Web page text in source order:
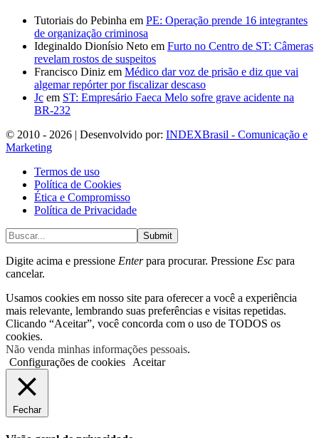
Tutoriais do Pebinha em PE: Operação prende 16 integrantes
de organização criminosa
Ideginaldo Dionísio Neto em Furto no Centro de ST: Câmeras
revelam rostos de suspeitos
Francisco Diniz em Médico dar voz de prisão e diz que vai
algemar repórter por fiscalizar descaso
Jc em ST: Empresário Faeca Melo sofre grave acidente na
BR-232
© 2010 - 2026 | Desenvolvido por: INDEXBrasil - Comunicação e
Marketing
Termos de uso
Política de Cookies
Ética e Compromisso
Política de Privacidade
Submit
Digite acima e pressione Enterpara procurar. Pressione Esc para
cancelar.
Usamos cookies em nosso site para oferecer a você a experiência
mais relevante, lembrando suas preferências e visitas repetidas.
Clicando “Aceitar”, você concorda com o uso de TODOS os
cookies.
Não venda minhas informações pessoais.
Configurações de cookies Aceitar
Fechar